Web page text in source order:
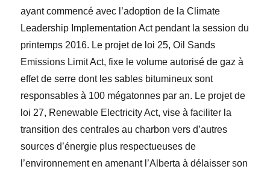
ayant commencé avec l’adoption de laClimate
Leadership Implementation Act pendant la session du
printemps 2016. Le projet de loi 25,Oil Sands
Emissions Limit Act, fixe le volume autorisé de gaz à
effet de serre dont les sables bitumineux sont
responsables à 100 mégatonnes par an. Le projet de
loi 27, Renewable Electricity Act,vise à faciliter la
transition des centrales au charbon vers d’autres
sources d’énergie plus respectueuses de
l’environnement en amenant l’Alberta à délaisser son